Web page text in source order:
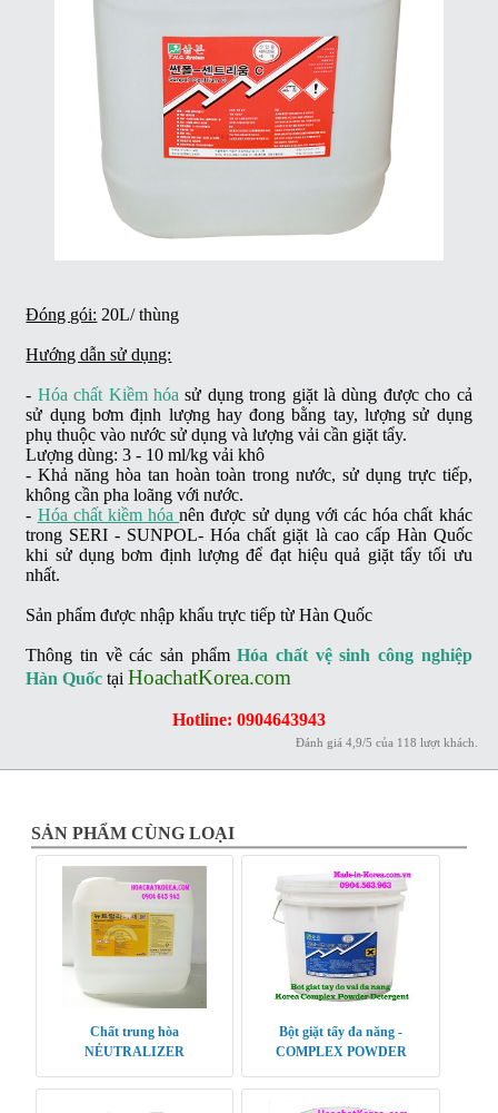
Đóng gói: 20L/ thùng
Hướng dẫn sử dụng:
- Hóa chất Kiềm hóasử dụng trong giặt là dùng được cho cả
sử dụng bơm định lượng hay đong bằng tay, lượng sử dụng
phụ thuộc vào nước sử dụng và lượng vải cần giặt tẩy.
Lượng dùng: 3 - 10 ml/kg vải khô
- Khả năng hòa tan hoàn toàn trong nước, sử dụng trực tiếp,
không cần pha loãng với nước.
- Hóa chất kiềm hóanên được sử dụng với các hóa chất khác
trong SERI - SUNPOL- Hóa chất giặt là cao cấp Hàn Quốc
khi sử dụng bơm định lượng để đạt hiệu quả giặt tẩy tối ưu
nhất.
Sản phẩm được nhập khẩu trực tiếp từ Hàn Quốc
Thông tin về các sản phẩmHóa chất vệ sinh công nghiệp
Hàn Quốc tại HoachatKorea.com
Hotline: 0904643943
Đánh giá 4,9/5 của 118 lượt khách.
SẢN PHẨM CÙNG LOẠI
Chất trung hòa
NẺUTRALIZER
Bột giặt tẩy đa năng -
COMPLEX POWDER